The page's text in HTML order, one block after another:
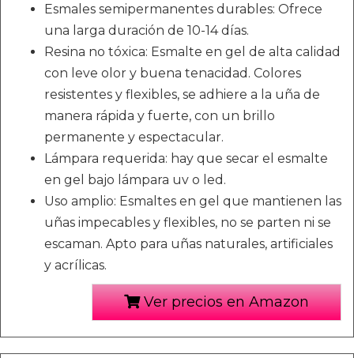
Esmales semipermanentes durables: Ofrece
una larga duración de 10-14 días.
Resina no tóxica: Esmalte en gel de alta calidad
con leve olor y buena tenacidad. Colores
resistentes y flexibles, se adhiere a la uña de
manera rápida y fuerte, con un brillo
permanente y espectacular.
Lámpara requerida: hay que secar el esmalte
en gel bajo lámpara uv o led.
Uso amplio: Esmaltes en gel que mantienen las
uñas impecables y flexibles, no se parten ni se
escaman. Apto para uñas naturales, artificiales
y acrílicas.
Ver precios en Amazon